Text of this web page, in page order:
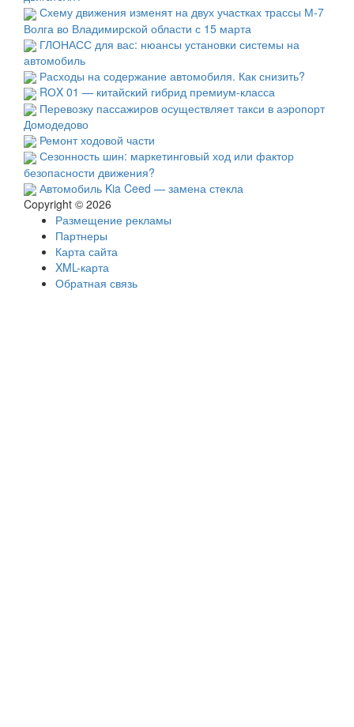
Схему движения изменят на двух участках трассы М-7
Волга во Владимирской области с 15 марта
ГЛОНАСС для вас: нюансы установки системы на
автомобиль
Расходы на содержание автомобиля. Как снизить?
RОX 01 — китайский гибрид премиум-класса
Перевозку пассажиров осуществляет такси в аэропорт
Домодедово
Ремонт ходовой части
Сезонность шин: маркетинговый ход или фактор
безопасности движения?
Автомобиль Kia Ceed — замена стекла
Copyright © 2026
Размещение рекламы
Партнеры
Карта сайта
XML-карта
Обратная связь